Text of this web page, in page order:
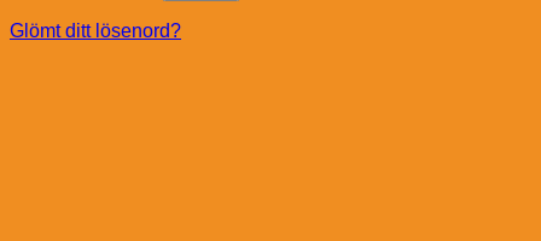
Glömt ditt lösenord?